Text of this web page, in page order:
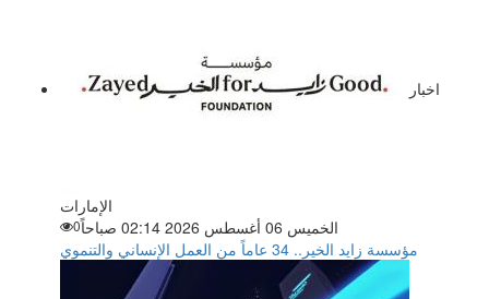
اخبار
الإمارات
الخميس 06 أغسطس 2026 02:14 صباحاً
0
مؤسسة زايد الخير.. 34 عاماً من العمل الإنساني والتنموي